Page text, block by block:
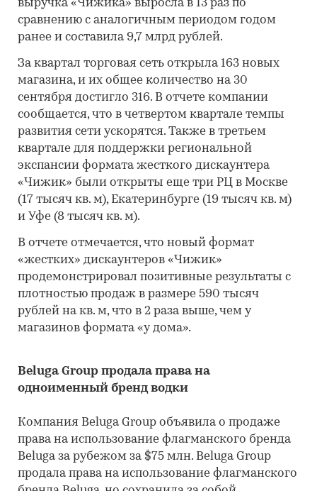
выручка «Чижика» выросла в 13 раз по
сравнению с аналогичным периодом годом
ранее и составила 9,7 млрд рублей.
За квартал торговая сеть открыла 163 новых
магазина, и их общее количество на 30
сентября достигло 316. В отчете компании
сообщается, что в четвертом квартале темпы
развития сети ускорятся. Также в третьем
квартале для поддержки региональной
экспансии формата жесткого дискаунтера
«Чижик» были открыты еще три РЦ в Москве
(17 тысяч кв. м), Екатеринбурге (19 тысяч кв. м)
и Уфе (8 тысяч кв. м).
В отчете отмечается, что новый формат
«жестких» дискаунтеров «Чижик»
продемонстрировал позитивные результаты с
плотностью продаж в размере 590 тысяч
рублей на кв. м, что в 2 раза выше, чем у
магазинов формата «у дома».
Beluga Group продала права на
одноименный бренд водки
Компания Beluga Group объявила о продаже
права на использование флагманского бренда
Beluga за рубежом за $75 млн. Beluga Group
продала права на использование флагманского